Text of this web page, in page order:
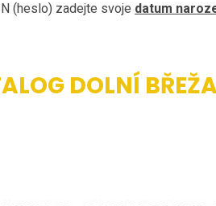
(heslo) zadejte svoje datum
DOLNÍ